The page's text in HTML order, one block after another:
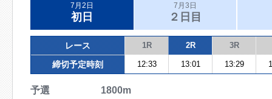
7月2日
初日
7月3日
２日目
レース 1R 2R 3R
締切予定時刻 12:33 13:01 13:29
予選 1800m